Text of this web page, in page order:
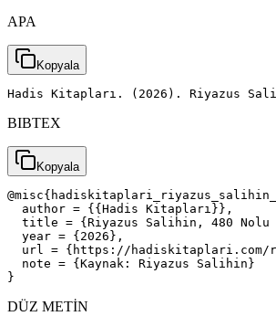
APA
Kopyala
Hadis Kitapları. (2026). Riyazus
BIBTEX
Kopyala
  author = {{Hadis Kitapları}},
title = {Riyazus Salihin, 480 Nolu
  year = {2026},
url = {https://
  note = {Kaynak: Riyazus Salihin}
}
DÜZ METİN